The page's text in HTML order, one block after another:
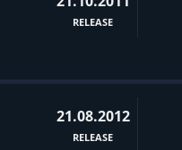
RELEASE
21.08.2012
RELEASE